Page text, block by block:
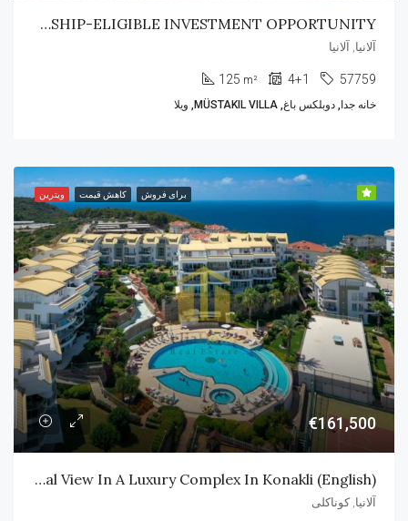
CITIZENSHIP-ELIGIBLE INVESTMENT OPPORTUNITY
آلانیا, آلانیا
57759
4+1
125 m²
خانه جدا, دوبلکس باغ, MÜSTAKIL VILLA, ویلا
برای فروش کاهش قیمت ویترین
€161,500
(English) Duplex Apartment With Natural View In A Luxury Complex In Konakli
آلانیا, کوناکلی